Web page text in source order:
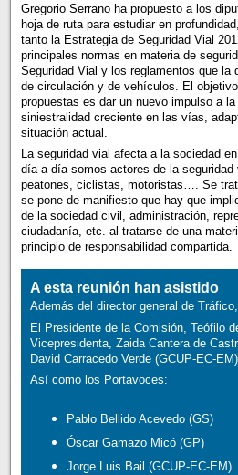
Gregorio Serrano ha propuesto a los
hoja de ruta para estudiar en
tanto la Estrategia de Seguridad Vial
principales normas en materia de
Seguridad Vial y los reglamentos que la
de circulación y de vehículos. El
propuestas es dar un nuevo impulso a
siniestralidad creciente en las vías,
situación actual.
La seguridad vial afecta a la sociedad
día a día somos actores de la
peatones, ciclistas, motoristas…. Se
se pone de manifiesto que hay que
de la sociedad civil, administración,
ciudadanía, etc. al tratarse de una
principio de responsabilidad compartida.
A esta reunión han asistido
Además del director general de
El Presidente de la Comisión, Teófilo
Vicepresidenta, Zaida Cantera de
David Carracedo Verde (GCUP-EC-EM).
Así como los Portavoces:
Pablo Bellido Acevedo (GS)
Óscar Gamazo Micó (GP)
Jorge Luis Bail (GCUP-EC-EM)